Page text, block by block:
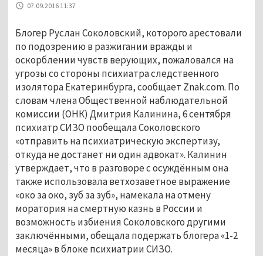
07.09.2016 11:37
Блогер Руслан Соколовский, которого арестовали
по подозрению в разжигании вражды и
оскорблении чувств верующих, пожаловался на
угрозы со стороны психиатра следственного
изолятора Екатеринбурга, сообщает Znak.com. По
словам члена Общественной наблюдательной
комиссии (ОНК) Дмитрия Калинина, 6 сентября
психиатр СИЗО пообещала Соколовского
«отправить на психиатрическую экспертизу,
откуда не достанет ни один адвокат». Калинин
утверждает, что в разговоре с осуждённым она
также использовала ветхозаветное выражение
«око за око, зуб за зуб», намекала на отмену
моратория на смертную казнь в России и
возможность избиения Соколовского другими
заключёнными, обещала подержать блогера «1-2
месяца» в блоке психиатрии СИЗО.